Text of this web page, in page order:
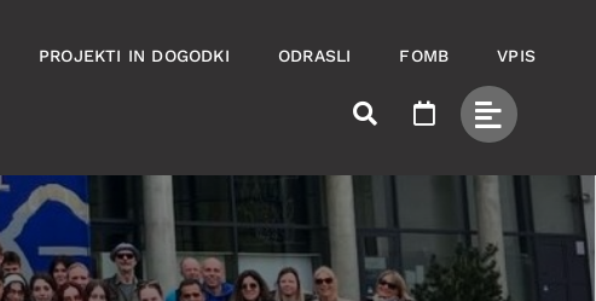
PROJEKTI IN DOGODKI ODRASLI FOMB VPIS